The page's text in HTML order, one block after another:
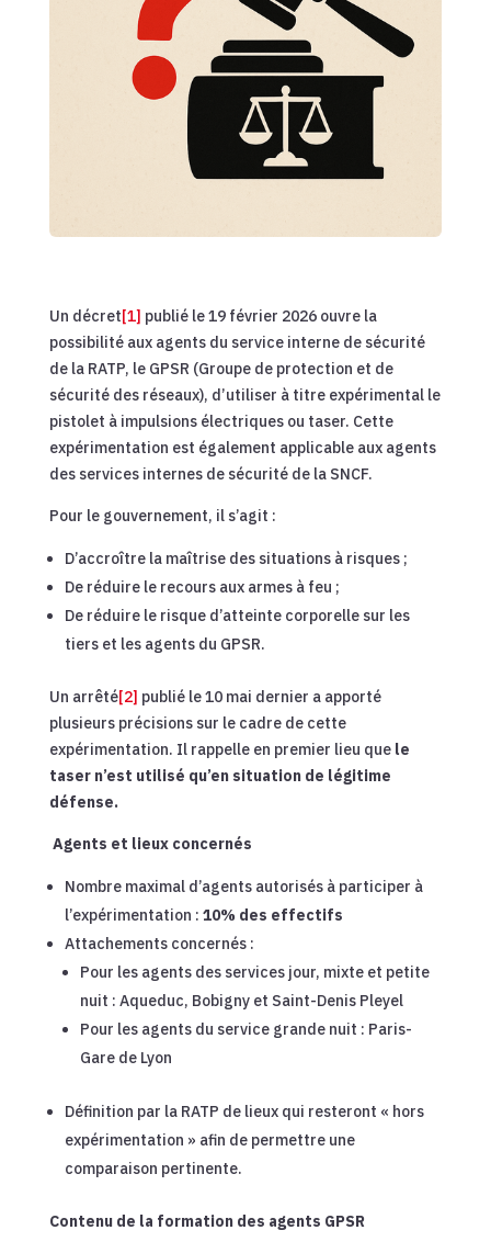
Un décret[1] publié le 19 février 2026 ouvre la
possibilité aux agents du service interne de sécurité
de la RATP, le GPSR (Groupe de protection et de
sécurité des réseaux), d’utiliser à titre expérimental le
pistolet à impulsions électriques ou taser. Cette
expérimentation est également applicable aux agents
des services internes de sécurité de la SNCF.
Pour le gouvernement, il s’agit :
D’accroître la maîtrise des situations à risques ;
De réduire le recours aux armes à feu ;
De réduire le risque d’atteinte corporelle sur les
tiers et les agents du GPSR.
Un arrêté[2] publié le 10 mai dernier a apporté
plusieurs précisions sur le cadre de cette
expérimentation. Il rappelle en premier lieu que le
taser n’est utilisé qu’en situation de légitime
défense.
Agents et lieux concernés
Nombre maximal d’agents autorisés à participer à
l’expérimentation : 10% des effectifs
Attachements concernés :
Pour les agents des services jour, mixte et petite
nuit : Aqueduc, Bobigny et Saint-Denis Pleyel
Pour les agents du service grande nuit : Paris-
Gare de Lyon
Définition par la RATP de lieux qui resteront « hors
expérimentation » afin de permettre une
comparaison pertinente.
Contenu de la formation des agents GPSR